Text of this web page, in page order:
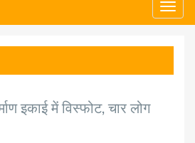
इकाई में विस्फोट, चार लोग